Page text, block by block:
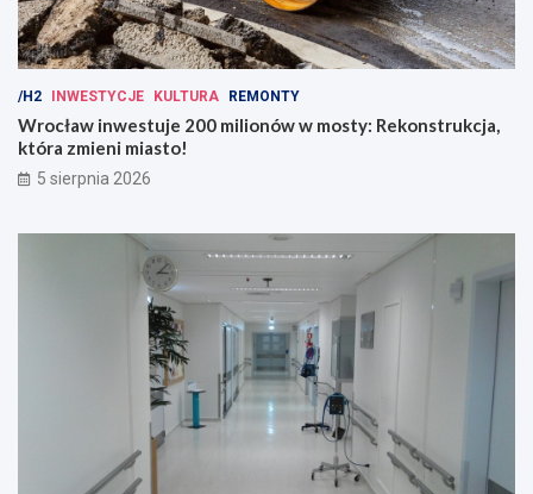
/H2 INWESTYCJE KULTURA REMONTY
Wrocław inwestuje 200 milionów w mosty: Rekonstrukcja,
która zmieni miasto!
5 sierpnia 2026